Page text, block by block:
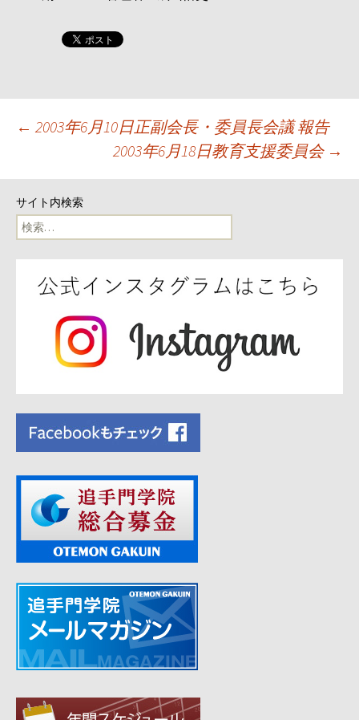
投
ナ
ビ
ン
← 2003年6月10日正副会長・委員長会議 報告
2003年6月18日教育支援委員会 →
サイト内検索
検
索: